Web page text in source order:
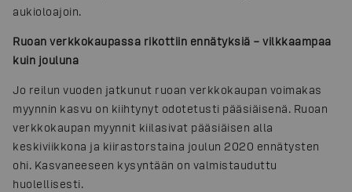
aukioloajoin.
Ruoan verkkokaupassa rikottiin ennätyksiä – vilkkaampaa
kuin jouluna
Jo reilun vuoden jatkunut ruoan verkkokaupan voimakas
myynnin kasvu on kiihtynyt odotetusti pääsiäisenä. Ruoan
verkkokaupan myynnit kiilasivat pääsiäisen alla
keskiviikkona ja kiirastorstaina joulun 2020 ennätysten
ohi. Kasvaneeseen kysyntään on valmistauduttu
huolellisesti.